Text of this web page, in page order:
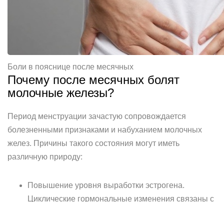
Боли в пояснице после месячных
Почему после месячных болят
молочные железы?
Период менструации зачастую сопровождается
болезненными признаками и набуханием молочных
желез. Причины такого состояния могут иметь
различную природу:
Повышение уровня выработки эстрогена.
Циклические гормональные изменения связаны с